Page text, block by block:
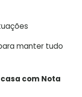
manter tudo
com Nota